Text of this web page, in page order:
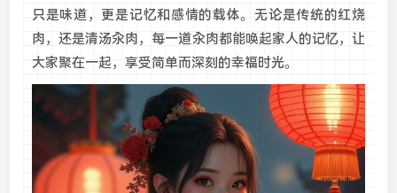
只是味道，更是记忆和感情的载体。无论是传统的红烧
肉，还是清汤汆肉，每一道汆肉都能唤起家人的记忆，让
大家聚在一起，享受简单而深刻的幸福时光。